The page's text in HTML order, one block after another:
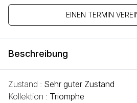
EINEN TERMIN
Beschreibung
Zustand : Sehr guter Zustand
Kollektion : Triomphe